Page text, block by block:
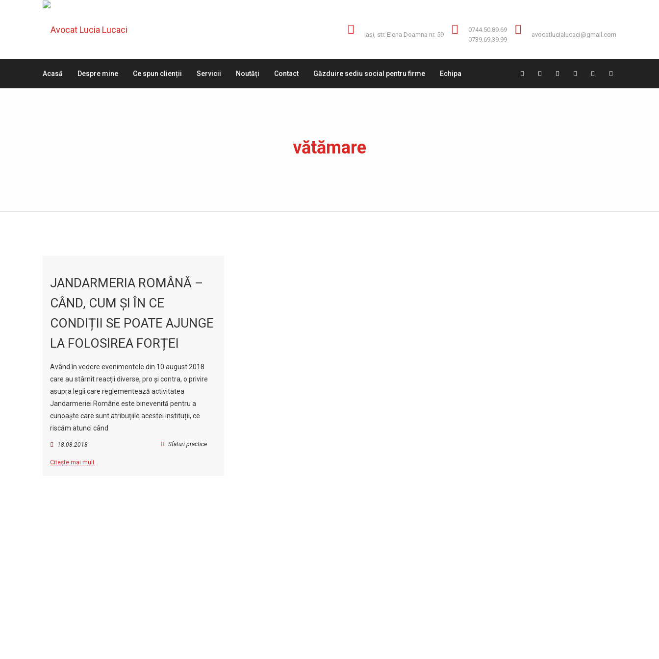
Iaşi, str. Elena Doamna nr. 59
0744.50.89.69
0739.69.39.99
avocatlucialucaci@gmail.com
Acasă Despre mine Ce spun clienții Servicii Noutăți Contact Găzduire sediu social pentru firme Echipa
vătămare
JANDARMERIA ROMÂNĂ –
CÂND, CUM ȘI ÎN CE
CONDIȚII SE POATE AJUNGE
LA FOLOSIREA FORȚEI
Având în vedere evenimentele din 10 august 2018
care au stârnit reacții diverse, pro și contra, o privire
asupra legii care reglementează activitatea
Jandarmeriei Române este binevenită pentru a
cunoaște care sunt atribuțiile acestei instituții, ce
riscăm atunci când
18.08.2018 Sfaturi practice
Citește mai mult